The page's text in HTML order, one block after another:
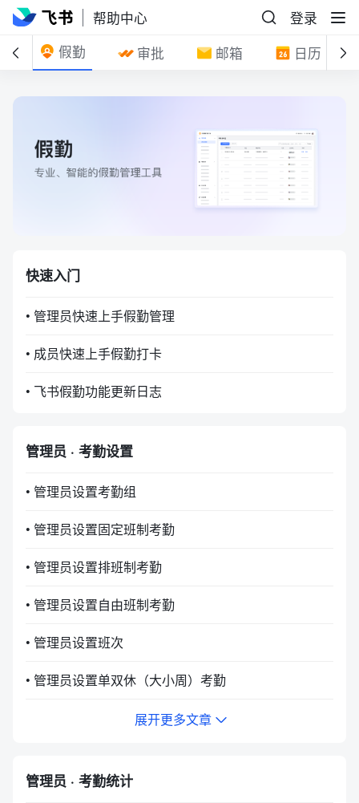
帮助中心
登录
假勤 审批 邮箱 日历
快速入门
• 管理员快速上手假勤管理
• 成员快速上手假勤打卡
• 飞书假勤功能更新日志
管理员 · 考勤设置
• 管理员设置考勤组
• 管理员设置固定班制考勤
• 管理员设置排班制考勤
• 管理员设置自由班制考勤
• 管理员设置班次
• 管理员设置单双休（大小周）考勤
展开更多文章
管理员 · 考勤统计